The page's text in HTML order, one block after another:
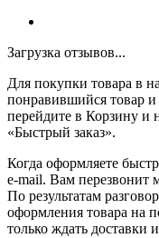
Загрузка отзывов...
Для покупки товара в
понравившийся товар и
перейдите в Корзину и
«Быстрый заказ».
Когда оформляете
e-mail. Вам перезвонит
По результатам
оформления товара на
только ждать доставки